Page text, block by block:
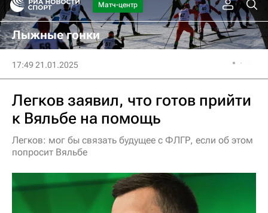
Матч-центр
Лыжные гонки
17:49 21.01.2025
Легков заявил, что готов прийти
к Вяльбе на помощь
Легков: мог бы связать будущее с ФЛГР, если об этом
попросит Вяльбе